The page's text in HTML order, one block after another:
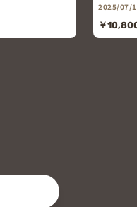
2025/07/
￥